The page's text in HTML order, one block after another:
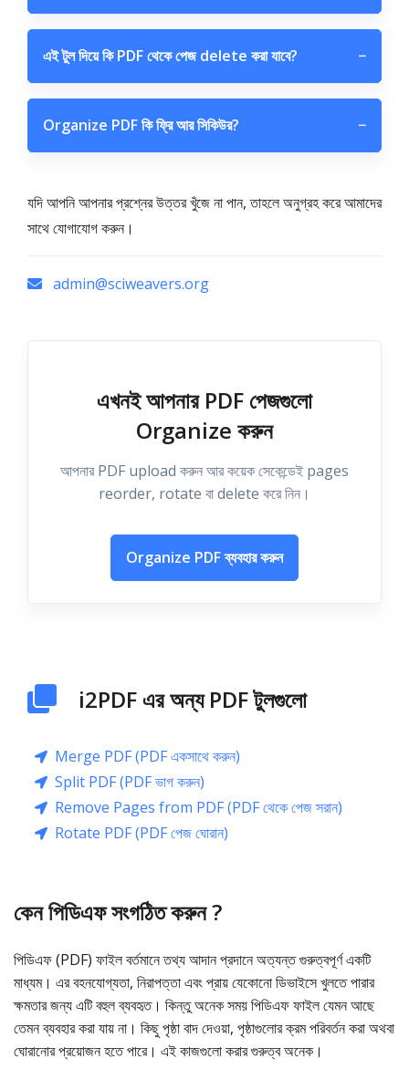
এই টুল দিয়ে কি PDF থেকে পেজ delete করা যাবে? −
Organize PDF কি ফ্রি আর সিকিউর? −
যদি আপনি আপনার প্রশ্নের উত্তর খুঁজে না পান, তাহলে অনুগ্রহ করে আমাদের
সাথে যোগাযোগ করুন।
admin@sciweavers.org
এখনই আপনার PDF পেজগুলো
Organize করুন
আপনার PDF upload করুন আর কয়েক সেকেন্ডেই pages
reorder, rotate বা delete করে নিন।
Organize PDF ব্যবহার করুন
i2PDF এর অন্য PDF টুলগুলো
Merge PDF (PDF একসাথে করুন)
Split PDF (PDF ভাগ করুন)
Remove Pages from PDF (PDF থেকে পেজ সরান)
Rotate PDF (PDF পেজ ঘোরান)
কেন পিডিএফ সংগঠিত করুন ?
পিডিএফ (PDF) ফাইল বর্তমানে তথ্য আদান প্রদানে অত্যন্ত গুরুত্বপূর্ণ একটি
মাধ্যম। এর বহনযোগ্যতা, নিরাপত্তা এবং প্রায় যেকোনো ডিভাইসে খুলতে পারার
ক্ষমতার জন্য এটি বহুল ব্যবহৃত। কিন্তু অনেক সময় পিডিএফ ফাইল যেমন আছে
তেমন ব্যবহার করা যায় না। কিছু পৃষ্ঠা বাদ দেওয়া, পৃষ্ঠাগুলোর ক্রম পরিবর্তন করা অথবা
ঘোরানোর প্রয়োজন হতে পারে। এই কাজগুলো করার গুরুত্ব অনেক।